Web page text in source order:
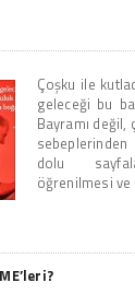
Çoşku ile
geleceği bu
Bayramı değil,
dolu
öğrenilmesi ve